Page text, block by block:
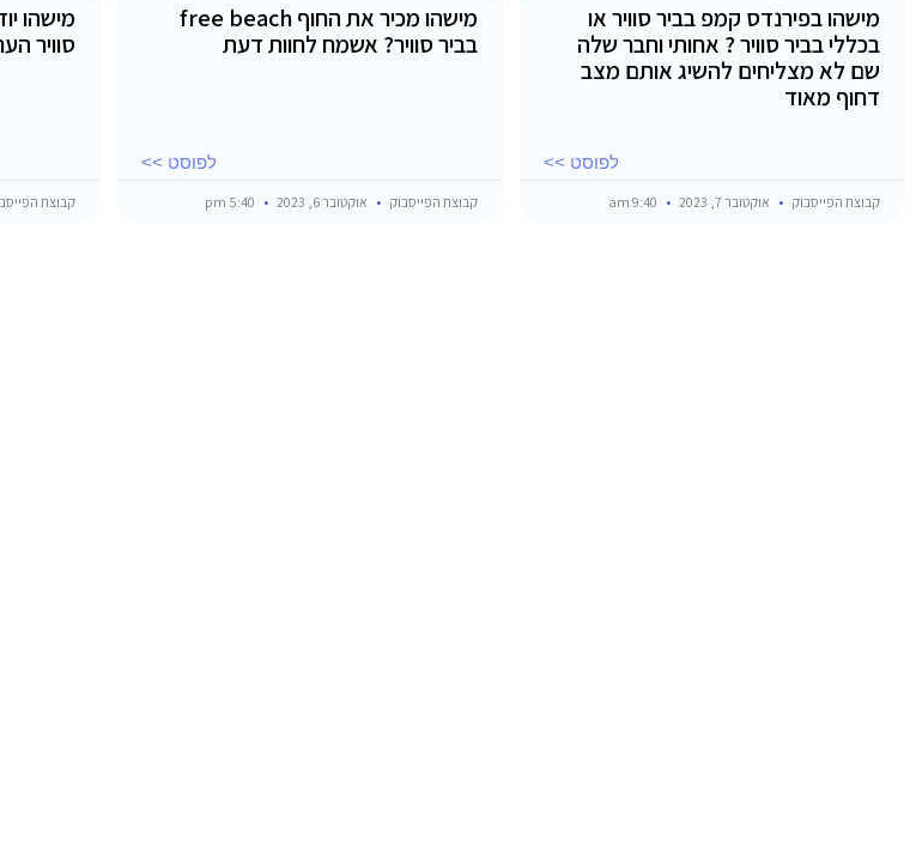
מישהו בפירנדס קמפ בביר סוויר או
בכללי בביר סוויר ? אחותי וחבר שלה
שם לא מצליחים להשיג אותם מצב
דחוף מאוד
לפוסט >>
קבוצת הפייסבוק אוקטובר 7, 2023
מישהו מכיר את החוף free beach
בביר סוויר? אשמח לחוות דעת
לפוסט >>
קבוצת הפייסבוק אוקטובר 6, 2023
מישהו
סוויר
קבוצת